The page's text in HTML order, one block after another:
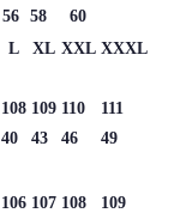
56 58
60
L XL XXL XXXL
108 109 110
111
40 43 46
49
106 107 108
109